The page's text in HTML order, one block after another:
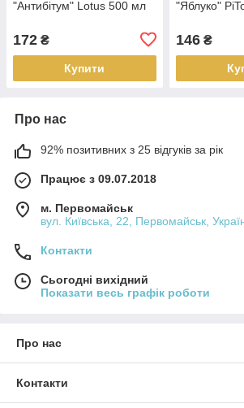
"Антибітум" Lotus 500 мл
172 ₴
Купити
"Яблуко"
146₴
Про нас
92% позитивних з 25 відгуків за рік
Працює з 09.07.2018
м. Первомайськ
вул. Київська, 22, Первомайськ,
Контакти
Сьогодні вихідний
Показати весь графік роботи
Про нас
Контакти